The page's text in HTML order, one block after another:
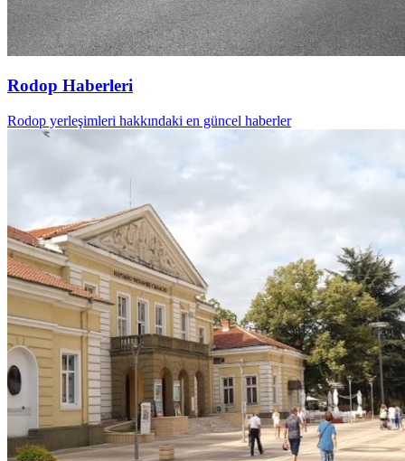
Rodop Haberleri
Rodop yerleşimleri hakkındaki en güncel haberler